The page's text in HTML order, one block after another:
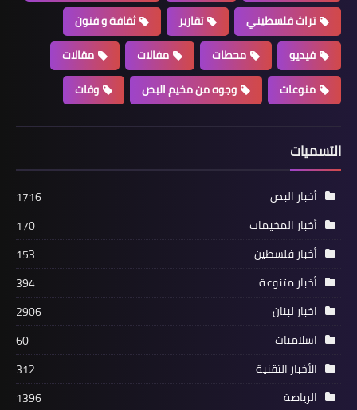
أخبار فلسطين
*مجزرة صبرا وشاتيلا كما تذكرها
الموسوعة الحرة ويكيبيديا*
أخبار البص
بعدما عجز عن تلقي العون والمساعدة...
أب يعرض كليته للبيع ليتمكن من علاج
طفله المريض
تراث فلسطيني
تقارير
ثفافة و فنون
فيديو
محطات مفالات
مقالات
منوعات
وجوه من مخيم البص وفات
التسميات
أخبار البص
1716
أخبار المخيمات
170
أخبار فلسطين
153
أخبار متنوعة
394
اخبار لبنان
2906
اسلاميات
60
الأخبار التقنية
312
الرياضة
1396